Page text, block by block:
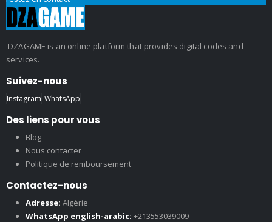
DZAGAME is an online platform that provides digital codes and
services.
Suivez-nous
Instagram WhatsApp
Des liens pour vous
Blog
Nous contacter
Politique de remboursement
Contactez-nous
Adresse: Algérie
WhatsApp english-arabic: +213553039009